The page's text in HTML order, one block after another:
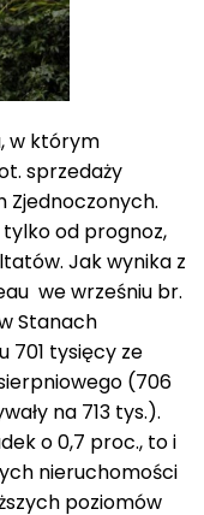
w którym
sprzedaży
Zjednoczonych.
tylko od prognoz,
Jak wynika z
we wrześniu br.
Stanach
701 tysięcy ze
(706
na 713 tys.).
o 0,7 proc., to i
nieruchomości
poziomów